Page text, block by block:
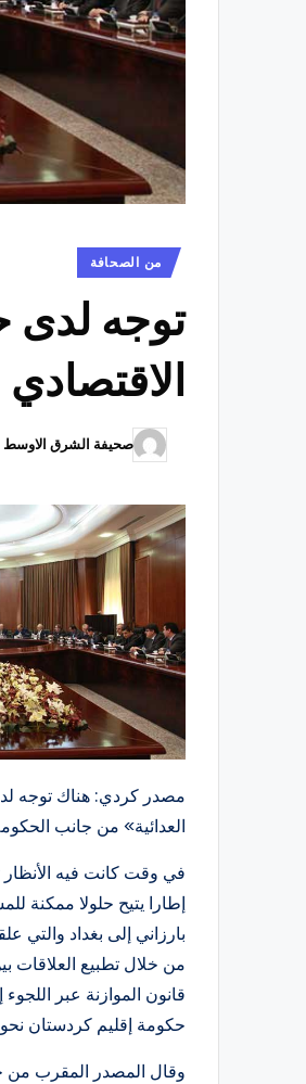
نُشر من الصحافة
توجه لدى
الاقتصادي
تمّ
النشر
صحيفة الشرق الاوسط
مصدر كردي: هناك توجه
العدائية» من جانب
في وقت كانت فيه الأنظار
إطارا يتيح حلولا ممكنة
بارزاني إلى بغداد والتي
من خلال تطبيع العلاقات
قانون الموازنة عبر
حكومة إقليم كردستان
وقال المصدر المقرب من